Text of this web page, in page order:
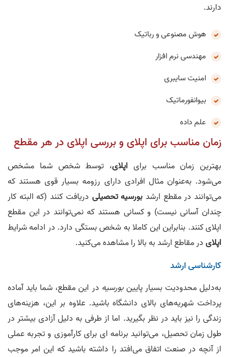
دارند.
هوش مصنوعی و رباتیک
مهندسی نرم افزار
امنیت سایبری
بیوانفورماتیک
علم داده
زمان مناسب برای اپلای و بررسی اپلای در هر مقطع
بهترین زمان مناسب برای اپلای، توسط شخص شما مشخص
می‌شود. به‌عنوان مثال افرادی دارای رزومه بسیار قوی هستند که
می‌توانند در مقطع ارشد بورسیه تحصیلی دریافت کنند (که البته کار
چندان آسانی نیست) و کسانی هستند که نمی‌توانند در این مقطع
اپلای کنند. بنابراین این کاملا به شخص بستگی دارد. در ادامه شرایط
اپلایدر مقاطع ارشد به بالا را مشاهده می‌کنید.
کارشناسی ارشد
به‌دلیل محدودیت بسیار پایینبورسیه در این مقطع، شما باید آماده
پرداخت شهریه‌های بالای دانشگاه باشید. علاوه بر این، هزینه‌های
زندگی را نیز باید در نظر بگیرید. اما از طرفی به دلیل آزادی بیشتر در
طول زمان تحصیل، می‌توانید برنامه ای برای کارآموزی و تجربه عملی
از آنچه در صنعت اتفاق می‌افتد را داشته باشید که این امر موجب